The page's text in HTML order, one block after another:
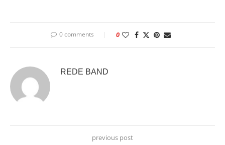
0 comments 0
REDE BAND
previous post